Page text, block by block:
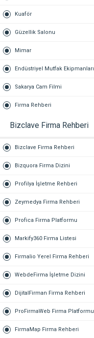
Kuaför
Güzellik Salonu
Mimar
Endüstriyel Mutfak Ekipmanları
Sakarya Cam Filmi
Firma Rehberi
Bizclave Firma Rehberi
Bizclave Firma Rehberi
Bizquora Firma Dizini
Profilya İşletme Rehberi
Zeymedya Firma Rehberi
Profica Firma Platformu
Markify360 Firma Listesi
Firmalio Yerel Firma Rehberi
WebdeFirma İşletme Dizini
DijitalFirman Firma Rehberi
ProFirmaWeb Firma Platformu
FirmaMap Firma Rehberi